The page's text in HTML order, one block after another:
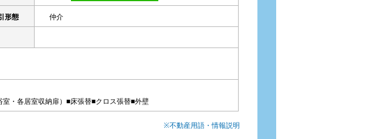
形態 仲介
・各居室収納扉）■床張替■クロス張替■外壁
※不動産用語・情報説明